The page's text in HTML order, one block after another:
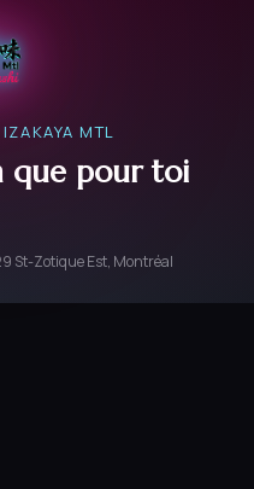
MTL
que pour toi
St-Zotique Est, Montréal